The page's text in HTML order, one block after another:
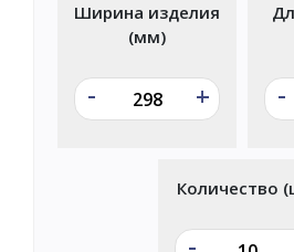
Ширина изделия
(мм)
- + -
Количество
-